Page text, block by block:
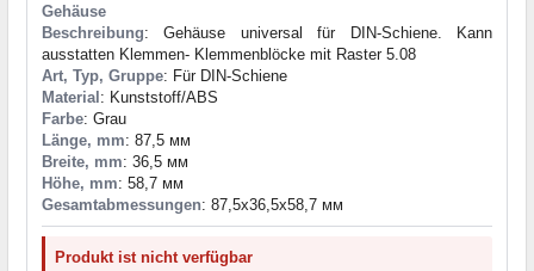
Gehäuse
Beschreibung: Gehäuse universal für DIN-Schiene. Kann
ausstatten Klemmen- Klemmenblöcke mit Raster 5.08
Art, Typ, Gruppe: Für DIN-Schiene
Material: Kunststoff/ABS
Farbe: Grau
Länge, mm: 87,5 мм
Breite, mm: 36,5 мм
Höhe, mm: 58,7 мм
Gesamtabmessungen: 87,5x36,5x58,7 мм
Produkt ist nicht verfügbar